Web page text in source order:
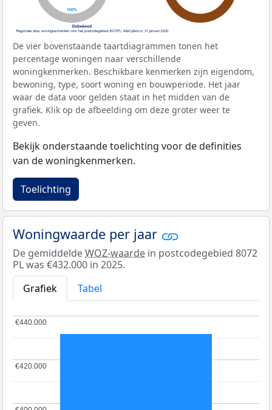
De vier bovenstaande taartdiagrammen tonen het
percentage woningen naar verschillende
woningkenmerken. Beschikbare kenmerken zijn eigendom,
bewoning, type, soort woning en bouwperiode. Het jaar
waar de data voor gelden staat in het midden van de
grafiek. Klik op de afbeelding om deze groter weer te
geven.
Bekijk onderstaande toelichting voor de definities
van de woningkenmerken.
Toelichting
Woningwaarde per jaar
De gemiddeldeWOZ-waarde in postcodegebied 8072
PL was €432.000 in 2025.
Grafiek
Tabel
€420.000
€420.000
€440.000
€440.000